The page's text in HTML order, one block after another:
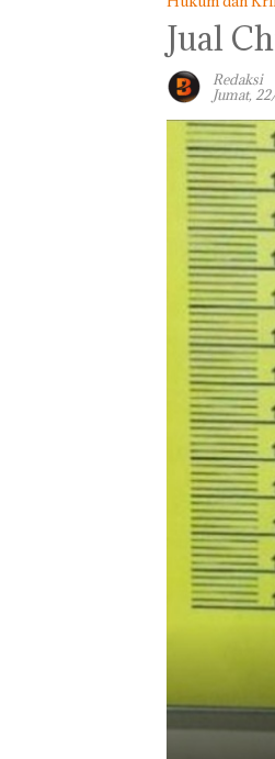
Jual
Redaksi
Jumat,